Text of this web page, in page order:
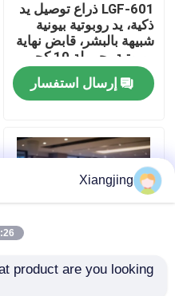
جولة في المعمل
رقابة جودة
اتصل بنا
مدونة
LGF-601 ذراع توصيل يد
ذكية، يد روبوتية بيونية
شبيهة بالبشر، قابض نهاية
روبوتية بحمولة 10 كجم
وناقل CAN
إرسال استفسار
Xiangjing
PM
product are you looking